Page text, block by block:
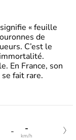
« feuille
de
C’est le
En France, son
fait rare.
- -
km/h